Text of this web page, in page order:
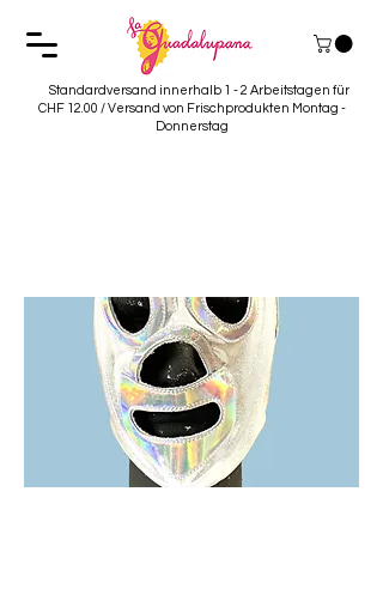
Standardversand innerhalb 1 - 2 Arbeitstagen für
CHF 12.00 / Versand von Frischprodukten Montag -
Donnerstag